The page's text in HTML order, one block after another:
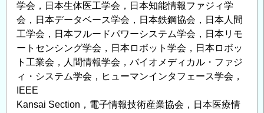
学会，日本生体医工学会，日本知能情報ファジィ学
会，日本データベース学会，日本鉄鋼協会，日本人間
工学会，日本フルードパワーシステム学会，日本リモ
ートセンシング学会，日本ロボット学会，日本ロボッ
ト工業会，人間情報学会，バイオメディカル・ファジ
ィ・システム学会，ヒューマンインタフェース学会，
IEEE
Kansai Section，電子情報技術産業協会，日本医療情